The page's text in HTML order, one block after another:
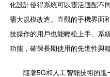
化設計使得系統可以靈活適配不
需大規模改造。直觀的手機界面
技操作的用戶也能輕松上手。系
功能，確保長期使用的先進性與穩
隨著5G和人工智能技術的